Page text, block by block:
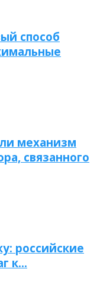
способ
механизм
связанного
российские
к…